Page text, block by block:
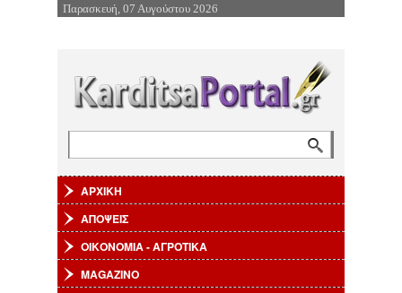
Επιστροφή στην Πλοήγηση
Παρασκευή, 07 Αυγούστου 2026
ΑΡΧΙΚΗ
ΑΠΟΨΕΙΣ
ΟΙΚΟΝΟΜΙΑ - ΑΓΡΟΤΙΚΑ
MAGAZINO